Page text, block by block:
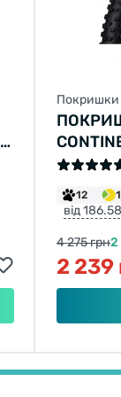
Покришки
SKIN
12
від
4 275 грн2
2 239